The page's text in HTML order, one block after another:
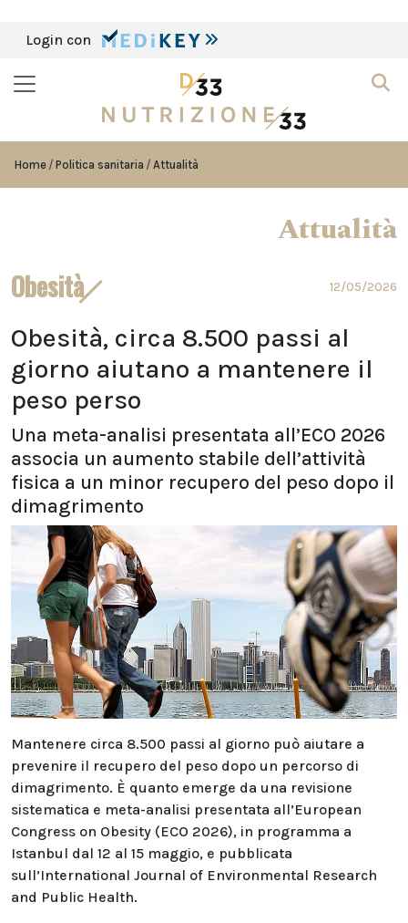
Login con
Home Politica sanitaria Attualità
Attualità
Obesità 12/05/2026
Obesità, circa 8.500 passi al
giorno aiutano a mantenere il
peso perso
Una meta-analisi presentata all’ECO 2026
associa un aumento stabile dell’attività
fisica a un minor recupero del peso dopo il
dimagrimento
Mantenere circa 8.500 passi al giorno può aiutare a
prevenire il recupero del peso dopo un percorso di
dimagrimento. È quanto emerge da una revisione
sistematica e meta-analisi presentata all’European
Congress on Obesity (ECO 2026), in programma a
Istanbul dal 12 al 15 maggio, e pubblicata
sull’International Journal of Environmental Research
and Public Health.